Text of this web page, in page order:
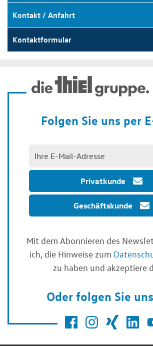
Kontakt / Anfahrt
Kontaktformular
Folgen Sie uns per
Privatkunde
Geschäftskunde
Mit dem Abonnieren des
ich, die Hinweise zum
zu haben und akzeptiere
Oder folgen Sie